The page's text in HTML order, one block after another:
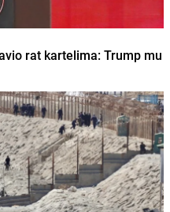
rat kartelima: Trump mu